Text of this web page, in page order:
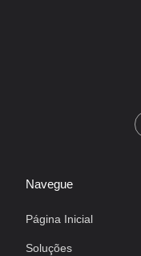
Navegue
Página Inicial
Soluções